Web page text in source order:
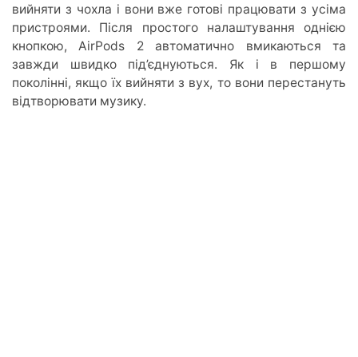
вийняти з чохла і вони вже готові працювати з усіма
пристроями. Після простого налаштування однією
кнопкою, AirPods 2 автоматично вмикаються та
завжди швидко під’єднуються. Як і в першому
поколінні, якщо їх вийняти з вух, то вони перестануть
відтворювати музику.